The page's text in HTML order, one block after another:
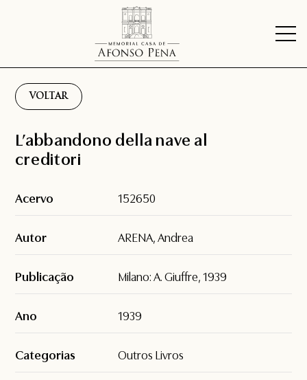
VOLTAR
L’abbandono della nave al
creditori
Acervo 152650
Autor ARENA, Andrea
Publicação Milano: A. Giuffre, 1939
Ano 1939
Categorias Outros Livros